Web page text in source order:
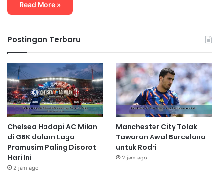
Read More »
Postingan Terbaru
Chelsea Hadapi AC Milan
di GBK dalam Laga
Pramusim Paling Disorot
Hari Ini
2 jam ago
Manchester City Tolak
Tawaran Awal Barcelona
untuk Rodri
2 jam ago